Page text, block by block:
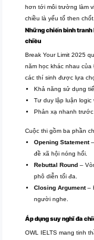
hơn tới môi trường làm
chiều là yếu tố then chốt.
Những chiến binh
chiều
Break Your Limit 2025
năm học khác nhau của
các thí sinh được lựa
Khả năng sử dụng
Tư duy lập luận logic
Phản xạ nhanh
Cuộc thi gồm ba phần
Opening Statement–
đề xã hội nóng hổi.
Rebuttal Round –
phô diễn tối đa.
Closing Argument–
người nghe.
Áp dụng suy nghĩ đa
OWL IELTS mang tinh